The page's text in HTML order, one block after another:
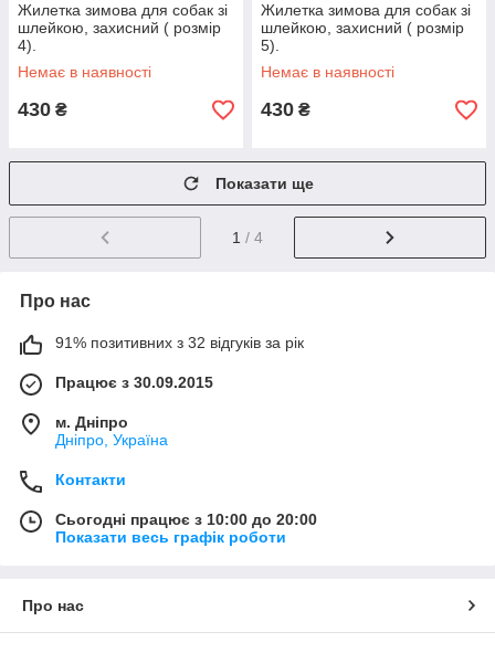
Жилетка зимова для собак зі
шлейкою, захисний ( розмір
4).
Немає в наявності
430 ₴
Жилетка зимова для собак зі
шлейкою, захисний ( розмір
5).
Немає в наявності
430 ₴
Показати ще
1 / 4
Про нас
91% позитивних з 32 відгуків за рік
Працює з 30.09.2015
м. Дніпро
Дніпро, Україна
Контакти
Сьогодні працює з 10:00 до 20:00
Показати весь графік роботи
Про нас